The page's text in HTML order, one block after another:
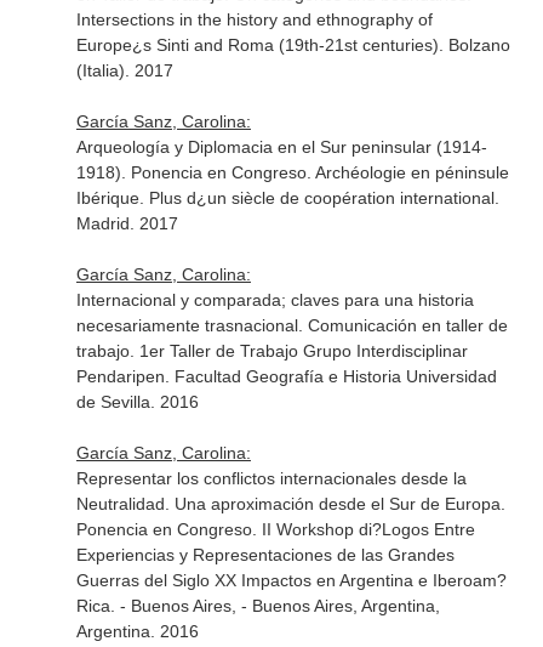
Intersections in the history and ethnography of
Europe¿s Sinti and Roma (19th-21st centuries). Bolzano
(Italia). 2017
García Sanz, Carolina:
Arqueología y Diplomacia en el Sur peninsular (1914-
1918). Ponencia en Congreso. Archéologie en péninsule
Ibérique. Plus d¿un siècle de coopération international.
Madrid. 2017
García Sanz, Carolina:
Internacional y comparada; claves para una historia
necesariamente trasnacional. Comunicación en taller de
trabajo. 1er Taller de Trabajo Grupo Interdisciplinar
Pendaripen. Facultad Geografía e Historia Universidad
de Sevilla. 2016
García Sanz, Carolina:
Representar los conflictos internacionales desde la
Neutralidad. Una aproximación desde el Sur de Europa.
Ponencia en Congreso. II Workshop di?Logos Entre
Experiencias y Representaciones de las Grandes
Guerras del Siglo XX Impactos en Argentina e Iberoam?
Rica. - Buenos Aires, - Buenos Aires, Argentina,
Argentina. 2016